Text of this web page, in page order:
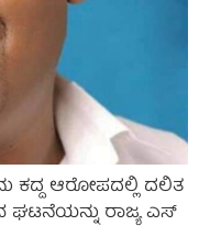
ಕದ್ದ ಆರೋಪದಲ್ಲಿ ದಲಿತ
ಘಟನೆಯನ್ನು ರಾಜ್ಯ ಎಸ್